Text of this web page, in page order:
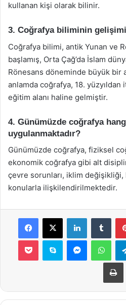
kullanan kişi olarak bilinir.
3. Coğrafya biliminin
Coğrafya bilimi, antik Yunan ve
başlamış, Orta Çağ’da İslam
Rönesans döneminde büyük bir
anlamda coğrafya, 18.
eğitim alanı haline gelmiştir.
4. Günümüzde coğrafya
uygulanmaktadır?
Günümüzde coğrafya, fiziksel
ekonomik coğrafya gibi alt
çevre sorunları, iklim
konularla ilişkilendirilmektedir.
Facebook
X LinkedIn
Pocket Skype Messenger